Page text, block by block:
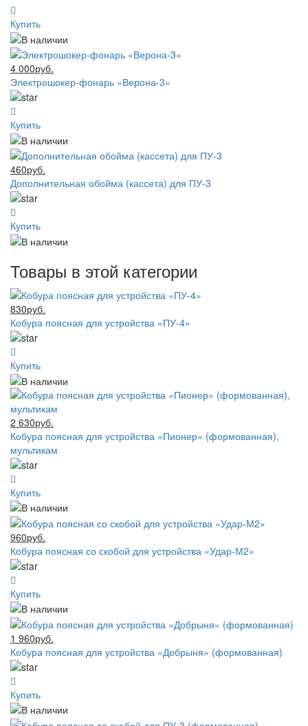
Купить
4 000руб.
Электрошокер-фонарь «Верона-3»
Купить
460руб.
Дополнительная обойма (кассета) для ПУ-3
Купить
Товары в этой категории
830руб.
Кобура поясная для устройства «ПУ-4»
Купить
2 630руб.
Кобура поясная для устройства «Пионер» (формованная),
мультикам
Купить
960руб.
Кобура поясная со скобой для устройства «Удар-М2»
Купить
1 960руб.
Кобура поясная для устройства «Добрыня» (формованная)
Купить